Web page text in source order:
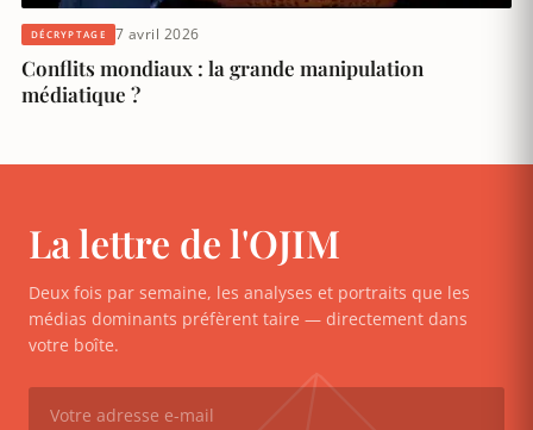
DÉCRYPTAGE 7 avril 2026
Conflits mondiaux : la grande manipulation
médiatique ?
La lettre de l'OJIM
Deux fois par semaine, les analyses et portraits que les
médias dominants préfèrent taire — directement dans
votre boîte.